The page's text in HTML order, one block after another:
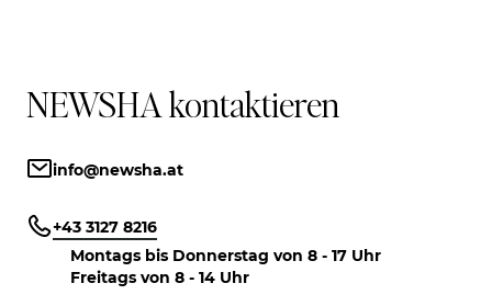
NEWSHA kontaktieren
info@newsha.at
+43 3127 8216
Montags bis Donnerstag von 8 - 17 Uhr
Freitags von 8 - 14 Uhr